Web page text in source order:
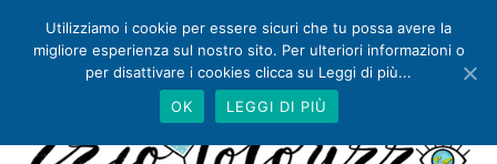
Utilizziamo i cookie per essere sicuri che tu possa avere la
migliore esperienza sul nostro sito. Per ulteriori informazioni o
per disattivare i cookies clicca su Leggi di più...
OK
LEGGI DI PIÙ